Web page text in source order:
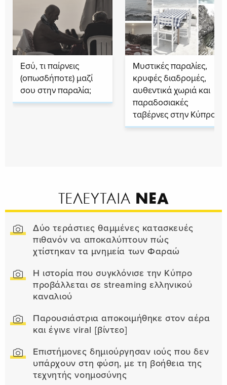
Εσύ, τι παίρνεις
(οπωσδήποτε) μαζί
σου στην παραλία;
Μυστικές παραλίες,
κρυφές διαδρομές,
αυθεντικά χωριά και
παραδοσιακές
ταβέρνες στην Κύπρο
ΤΕΛΕΥΤΑΙΑ ΝΕΑ
Δύο τεράστιες θαμμένες κατασκευές
πιθανόν να αποκαλύπτουν πώς
χτίστηκαν τα μνημεία των Φαραώ
Η ιστορία που συγκλόνισε την Κύπρο
προβάλλεται σε streaming ελληνικού
καναλιού
Παρουσιάστρια αποκοιμήθηκε στον αέρα
και έγινε viral [βίντεο]
Επιστήμονες δημιούργησαν ιούς που δεν
υπάρχουν στη φύση, με τη βοήθεια της
τεχνητής νοημοσύνης